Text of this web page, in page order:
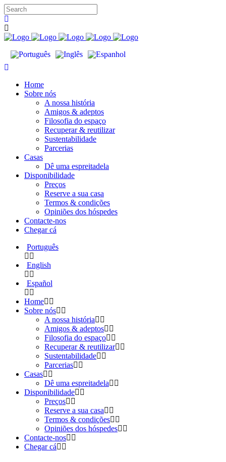
Home
Sobre nós
A nossa história
Amigos & adeptos
Filosofia do espaço
Recuperar & reutilizar
Sustentabilidade
Parcerias
Casas
Dê uma espreitadela
Disponibilidade
Preços
Reserve a sua casa
Termos & condições
Opiniões dos hóspedes
Contacte-nos
Chegar cá
Português
English
Español
Home
Sobre nós
A nossa história
Amigos & adeptos
Filosofia do espaço
Recuperar & reutilizar
Sustentabilidade
Parcerias
Casas
Dê uma espreitadela
Disponibilidade
Preços
Reserve a sua casa
Termos & condições
Opiniões dos hóspedes
Contacte-nos
Chegar cá